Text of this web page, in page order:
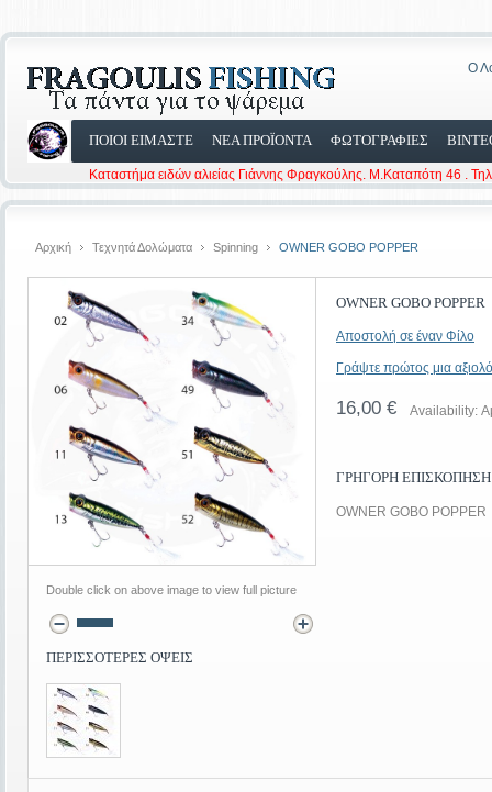
Ο
ΠΟΙΟΙ ΕΙΜΑΣΤΕ ΝΕΑ ΠΡΟΪΟΝΤΑ ΦΩΤΟΓΡΑΦΙΕΣ
Καταστήμα ειδών αλιείας Γιάννης Φραγκούλης. Μ.Καταπότη 46 .
Αρχική Τεχνητά Δολώματα Spinning OWNER GOBO POPPER
OWNER GOBO POPPER
Αποστολή σε έναν Φίλο
Γράψτε πρώτος μια
16,00 € Availability:
ΓΡΉΓΟΡΗ ΕΠΙΣΚΌΠΗΣΗ
OWNER GOBO POPPER
Double click on above image to view full picture
ΠΕΡΙΣΣΟΤΕΡΕΣ ΟΨΕΙΣ